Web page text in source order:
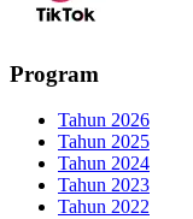
Program
Tahun 2026
Tahun 2025
Tahun 2024
Tahun 2023
Tahun 2022